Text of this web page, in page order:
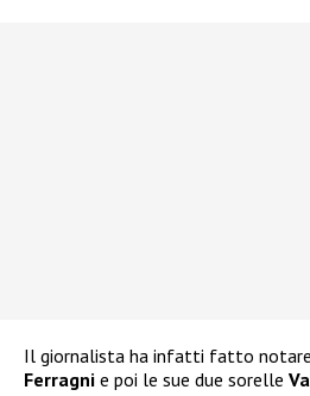
Il giornalista ha infatti fatto notare
Ferragni e poi le sue due sorelle